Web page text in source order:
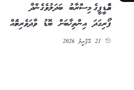
އެމްޑީޕީގެ މިސްރާބު ބަދަލުވެގެންދާ
ފޯރިގަދަ އިންތިޚާބަށް ބޮޑު ވާދަވެރިކަމެއް